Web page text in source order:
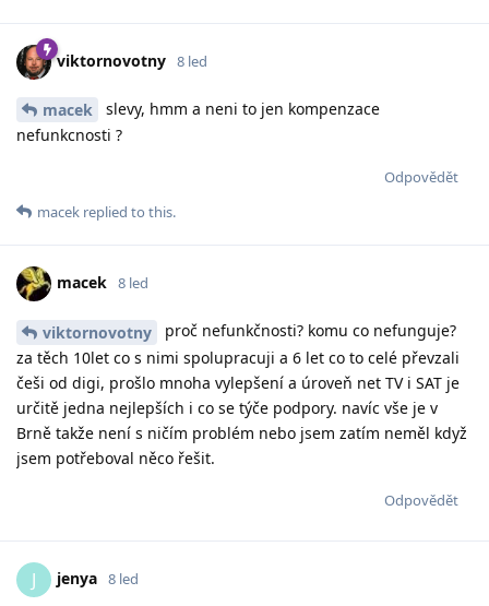
viktornovotny 8 led
macek
slevy, hmm a neni to jen kompenzace
nefunkcnosti ?
Odpovědět
macek replied to this.
macek 8 led
viktornovotny
proč nefunkčnosti? komu co nefunguje?
za těch 10let co s nimi spolupracuji a 6 let co to celé převzali
češi od digi, prošlo mnoha vylepšení a úroveň net TV i SAT je
určitě jedna nejlepších i co se týče podpory. navíc vše je v
Brně takže není s ničím problém nebo jsem zatím neměl když
jsem potřeboval něco řešit.
Odpovědět
J jenya 8 led